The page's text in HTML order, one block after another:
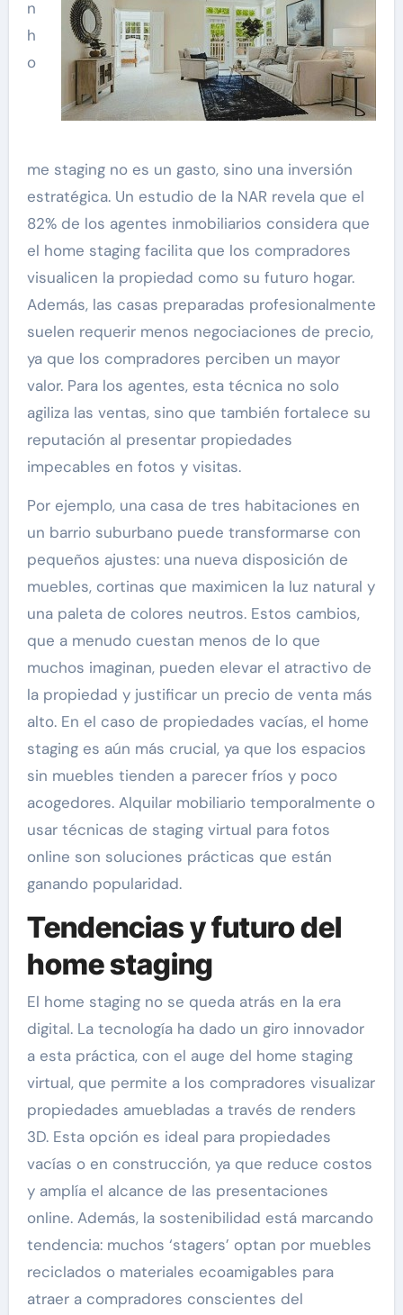
n
h
o
me staging no es un gasto, sino una inversión
estratégica. Un estudio de la NAR revela que el
82% de los agentes inmobiliarios considera que
el home staging facilita que los compradores
visualicen la propiedad como su futuro hogar.
Además, las casas preparadas profesionalmente
suelen requerir menos negociaciones de precio,
ya que los compradores perciben un mayor
valor. Para los agentes, esta técnica no solo
agiliza las ventas, sino que también fortalece su
reputación al presentar propiedades
impecables en fotos y visitas.
Por ejemplo, una casa de tres habitaciones en
un barrio suburbano puede transformarse con
pequeños ajustes: una nueva disposición de
muebles, cortinas que maximicen la luz natural y
una paleta de colores neutros. Estos cambios,
que a menudo cuestan menos de lo que
muchos imaginan, pueden elevar el atractivo de
la propiedad y justificar un precio de venta más
alto. En el caso de propiedades vacías, el home
staging es aún más crucial, ya que los espacios
sin muebles tienden a parecer fríos y poco
acogedores. Alquilar mobiliario temporalmente o
usar técnicas de staging virtual para fotos
online son soluciones prácticas que están
ganando popularidad.
Tendencias y futuro del
home staging
El home staging no se queda atrás en la era
digital. La tecnología ha dado un giro innovador
a esta práctica, con el auge del home staging
virtual, que permite a los compradores visualizar
propiedades amuebladas a través de renders
3D. Esta opción es ideal para propiedades
vacías o en construcción, ya que reduce costos
y amplía el alcance de las presentaciones
online. Además, la sostenibilidad está marcando
tendencia: muchos ‘stagers’ optan por muebles
reciclados o materiales ecoamigables para
atraer a compradores conscientes del